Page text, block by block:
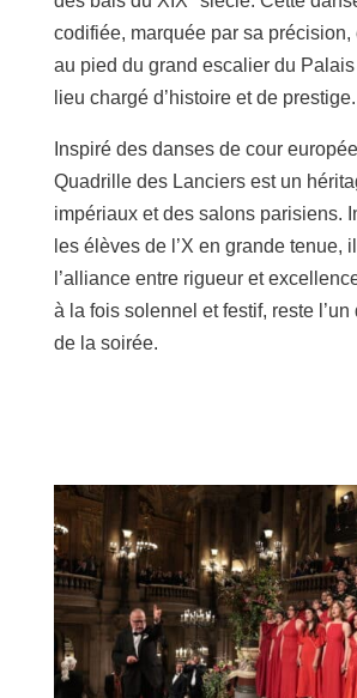
codifiée, marquée par sa précision,
au pied du grand escalier du Palais
lieu chargé d’histoire et de prestige.
Inspiré des danses de cour
Quadrille des Lanciers est un
impériaux et des salons parisiens.
les élèves de l’X en grande tenue,
l’alliance entre rigueur et
à la fois solennel et festif, reste l’un
de la soirée.